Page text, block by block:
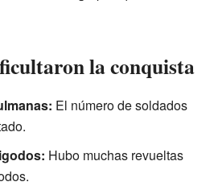
la conquista
El número de soldados
Hubo muchas revueltas